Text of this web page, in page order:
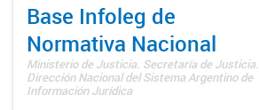
Base Infoleg de
Normativa Nacional
Ministerio de Justicia. Secretaría de Justicia.
Dirección Nacional del Sistema Argentino de
Información Jurídica